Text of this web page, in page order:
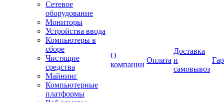
Сетевое
оборудование
Мониторы
Устройства ввода
Компьютеры в
сборе
Чистящие
средства
Майнинг
Компьютерные
платформы
О
компании
Оплата
Доставка
и
самовывоз